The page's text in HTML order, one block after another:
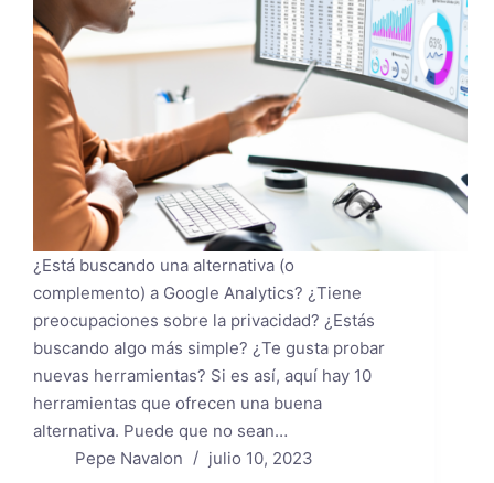
¿Está buscando una alternativa (o
complemento) a Google Analytics? ¿Tiene
preocupaciones sobre la privacidad? ¿Estás
buscando algo más simple? ¿Te gusta probar
nuevas herramientas? Si es así, aquí hay 10
herramientas que ofrecen una buena
alternativa. Puede que no sean…
Pepe Navalon
julio 10, 2023